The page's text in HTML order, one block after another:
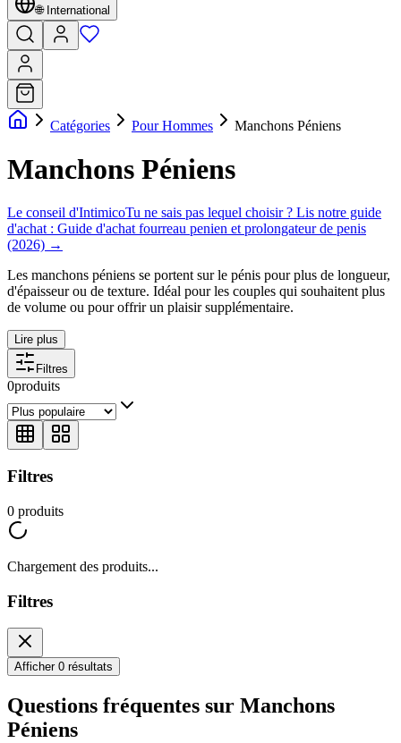
🌐 International
Catégories Pour Hommes Manchons Péniens
Manchons Péniens
Le conseil d'IntimicoTu ne sais pas lequel choisir ? Lis notre guide
d'achat : Guide d'achat fourreau penien et prolongateur de penis
(2026) →
Les manchons péniens se portent sur le pénis pour plus de longueur,
d'épaisseur ou de texture. Idéal pour les couples qui souhaitent plus
de volume ou pour offrir un plaisir supplémentaire.
Lire plus
Filtres
0produits
Filtres
0 produits
Chargement des produits...
Filtres
Afficher 0 résultats
Questions fréquentes sur Manchons
Péniens